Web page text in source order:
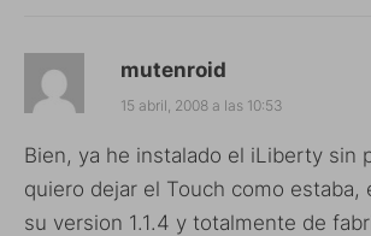
mutenroid
15 abril, 2008 a las 10:53
Bien, ya he instalado el iLiberty sin
quiero dejar el Touch como estaba,
su version 1.1.4 y totalmente de